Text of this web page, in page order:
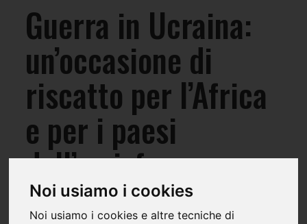
Noi usiamo i cookies
Noi usiamo i cookies e altre tecniche di
Guerra in Ucraina:
un’occasione di
riscatto per l’Africa
e per i paesi
dell’emisfero
australe